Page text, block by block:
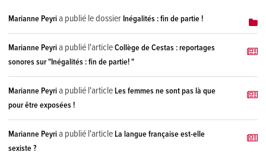
Marianne Peyria publié le dossierInégalités : fin de partie !
Marianne Peyria publié l'articleCollège de Cestas : reportages
sonores sur "Inégalités : fin de partie! "
Marianne Peyria publié l'articleLes femmes ne sont pas là que
pour être exposées !
Marianne Peyria publié l'articleLa langue française est-elle
sexiste ?